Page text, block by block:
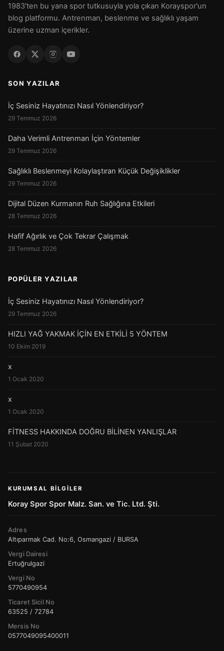
1983'ten bu yana spor tutkusuyla yola çıkan Korayspor'un
blog platformu. Antrenman, beslenme ve sağlıklı yaşam
üzerine uzman içerikler.
SON YAZILAR
İç Sesiniz Hayatınızı Nasıl Yönlendiriyor?
29 Temmuz 2026
Daha Verimli Antrenman İçin Yöntemler
29 Temmuz 2026
Sağlıklı Beslenmeyi Kolaylaştıran Küçük Değişiklikler
29 Temmuz 2026
Dijital Düzen Kurmanın Ruh Sağlığına Etkileri
28 Temmuz 2026
Hafif Ağırlık ve Çok Tekrar Çalışmak
28 Temmuz 2026
POPÜLER YAZILAR
İç Sesiniz Hayatınızı Nasıl Yönlendiriyor?
29 Temmuz 2026
HIZLI YAĞ YAKMAK İÇİN EN ETKİLİ 5 YÖNTEM
10 Ekim 2019
x
1 Ocak 2020
x
1 Ocak 2020
FİTNESS HAKKINDA DOĞRU BİLİNEN YANLIŞLAR
11 Şubat 2020
KURUMSAL BILGILER
Koray Spor Spor Malz. San. ve Tic. Ltd. Şti.
Adres
Altıparmak Cad. No:6, Osmangazi / BURSA
Vergi Dairesi
Ertuğrulgazi
Vergi No
5770490954
Ticaret Sicil No
63525 / 72784
Mersis No
0577049095400011